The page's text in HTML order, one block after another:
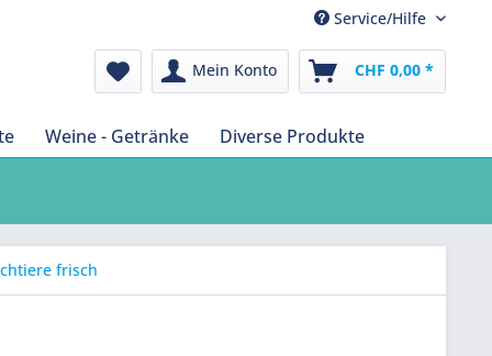
Service/Hilfe
Mein Konto CHF 0,00 *
Weine - Getränke Diverse Produkte
frisch